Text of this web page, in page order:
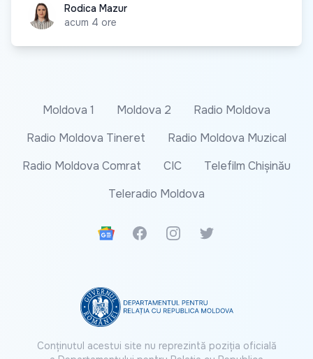
Rodica MazurRodica Mazur
acum 4 ore
Moldova 1 Moldova 2
Radio Moldova
Radio Moldova Tineret
Radio Moldova Muzical
Radio Moldova Comrat
CIC
Telefilm Chișinău
Teleradio Moldova
Google News
FacebookInstagramTwitter
Conținutul acestui site nu reprezintă poziția oficială